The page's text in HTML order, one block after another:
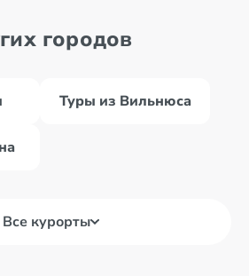
городов
Туры из Вильнюса
Все курорты